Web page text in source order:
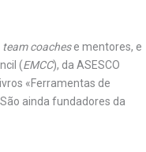
team coachese mentores, e
(EMCC), da ASESCO
«Ferramentas de
ainda fundadores da